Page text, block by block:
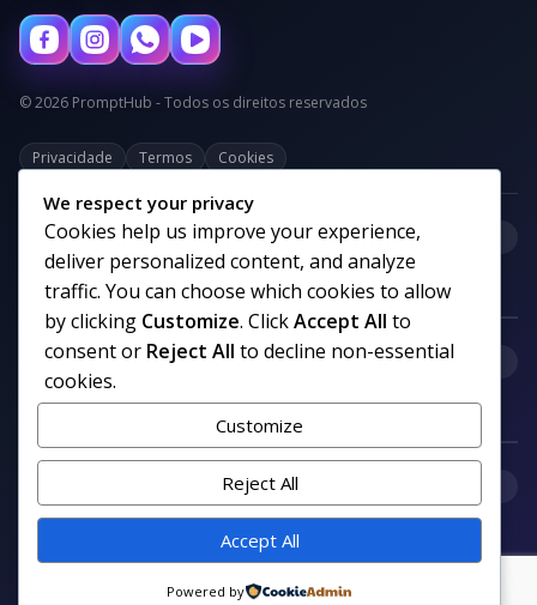
© 2026 PromptHub - Todos os direitos reservados
Privacidade Termos Cookies
Categorias
Links uteis
Siga nosso canal no WhatsApp
We respect your privacy
Cookies help us improve your experience,
deliver personalized content, and analyze
traffic. You can choose which cookies to allow
by clicking Customize. ClickAccept All to
consent or Reject All to decline non-essential
cookies.
Customize
Reject All
Accept All
Powered by